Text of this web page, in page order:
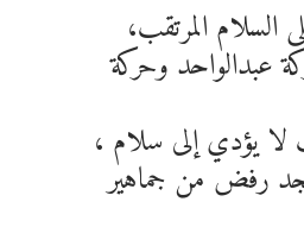
السلام المرتقب،
عبدالواحد وحركة
يؤدي إلى سلام ،
رفض من جماهير